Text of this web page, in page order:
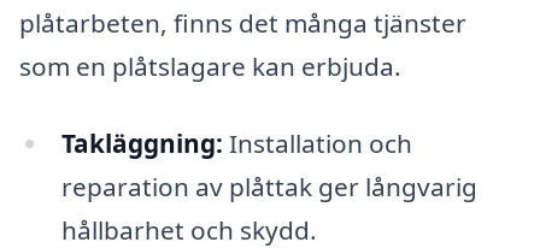
plåtarbeten, finns det många tjänster
som en plåtslagare kan erbjuda.
Takläggning: Installation och
reparation av plåttak ger långvarig
hållbarhet och skydd.